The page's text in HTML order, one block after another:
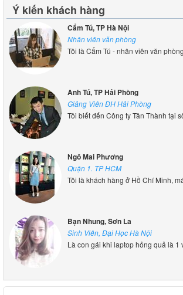
Màn Hình - LCD Laptop Phụ Kiện Laptop Khác
Phụ Kiện - Game Gear Dịch Vụ
Ý kiến khách hàng
Cẩm Tú, TP Hà Nội
Nhân viên văn phòng
Tôi là Cẩm Tú - nhân viên văn
Anh Tú, TP Hải Phòng
Giảng Viên ĐH Hải Phòng
Tôi biết đến Công ty Tân Thành tại
Ngô Mai Phương
Quận 1. TP HCM
Tôi là khách hàng ở Hồ Chí Minh,
Bạn Nhung, Sơn La
Sinh Viên, Đại Học Hà Nội
Là con gái khi laptop hỏng quả là 1